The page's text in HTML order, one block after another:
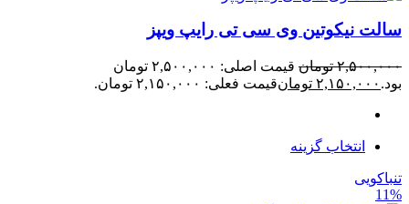
سالت نیکوتین وی سی تی رایپ ویپز
۲,۵۰۰,۰۰۰ تومان
قیمت اصلی: ۲,۵۰۰,۰۰۰ تومان
بود. ۲,۱۵۰,۰۰۰ تومانقیمت فعلی: ۲,۱۵۰,۰۰۰ تومان.
انتخاب گزینه
تنباکویی
11%